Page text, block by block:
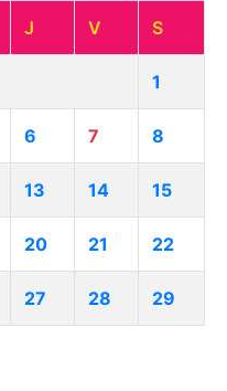
J V S
1
6 7 8
13 14 15
20 21 22
27 28 29